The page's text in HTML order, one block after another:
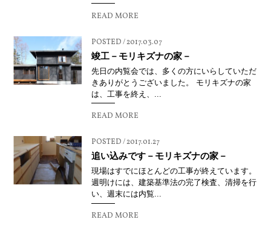
READ MORE
POSTED / 2017.03.07
竣工－モリキズナの家－
先日の内覧会では、多くの方にいらしていただ
きありがとうございました。 モリキズナの家
は、工事を終え、...
READ MORE
POSTED / 2017.01.27
追い込みです－モリキズナの家－
現場はすでにほとんどの工事が終えています。
週明けには、建築基準法の完了検査、清掃を行
い、週末には内覧...
READ MORE